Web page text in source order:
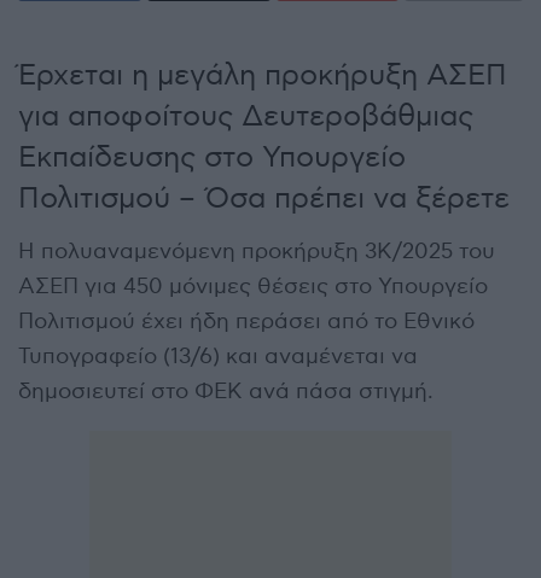
Έρχεται η μεγάλη προκήρυξη ΑΣΕΠ
για αποφοίτους Δευτεροβάθμιας
Εκπαίδευσης στο Υπουργείο
Πολιτισμού – Όσα πρέπει να ξέρετε
Η πολυαναμενόμενη προκήρυξη 3Κ/2025 του
ΑΣΕΠ για 450 μόνιμες θέσεις στο Υπουργείο
Πολιτισμού έχει ήδη περάσει από το Εθνικό
Τυπογραφείο (13/6) και αναμένεται να
δημοσιευτεί στο ΦΕΚ ανά πάσα στιγμή.